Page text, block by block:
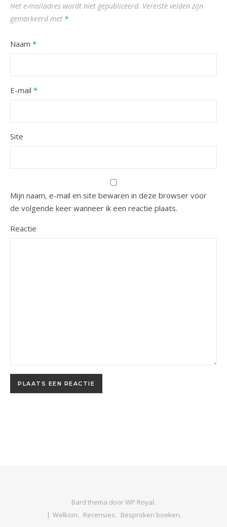
Het e-mailadres wordt niet gepubliceerd. Vereiste velden zijn
gemarkeerd met *
Naam *
E-mail *
Site
Mijn naam, e-mail en site bewaren in deze browser voor
de volgende keer wanneer ik een reactie plaats.
Reactie
Bard thema doorWP Royal.
Welkom. Recensies. Besproken boeken.